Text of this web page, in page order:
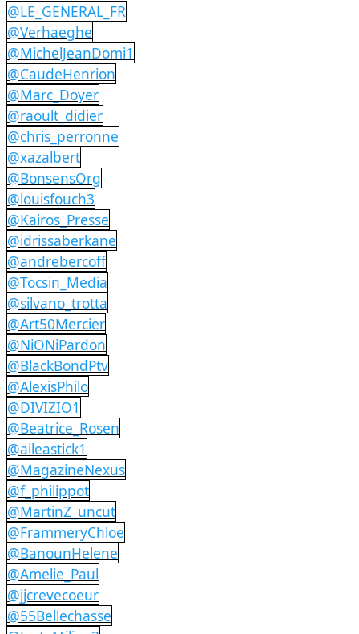
@LE_GENERAL_FR
@Verhaeghe
@MichelJeanDomi1
@CaudeHenrion
@Marc_Doyer
@raoult_didier
@chris_perronne
@xazalbert
@BonsensOrg
@louisfouch3
@Kairos_Presse
@idrissaberkane
@andrebercoff
@Tocsin_Media
@silvano_trotta
@Art50Mercier
@NiONiPardon
@BlackBondPtv
@AlexisPhilo
@DIVIZIO1
@Beatrice_Rosen
@aileastick1
@MagazineNexus
@f_philippot
@MartinZ_uncut
@FrammeryChloe
@BanounHelene
@Amelie_Paul
@jjcrevecoeur
@55Bellechasse